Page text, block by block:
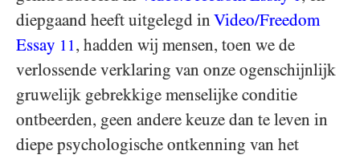
diepgaand heeft uitgelegd inVideo/Freedom
Essay 11 , hadden wij mensen, toen we de
verlossende verklaring van onze ogenschijnlijk
gruwelijk gebrekkige menselijke conditie
ontbeerden, geen andere keuze dan te leven in
diepe psychologische ontkenning van het